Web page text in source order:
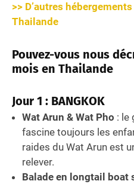
>> D’autres
Thailande
Pouvez-vous nous
mois en Thailande
Jour 1 : BANGKOK
Wat Arun & Wat Pho : le
fascine toujours les
raides du Wat Arun est
relever.
Balade en longtail boat